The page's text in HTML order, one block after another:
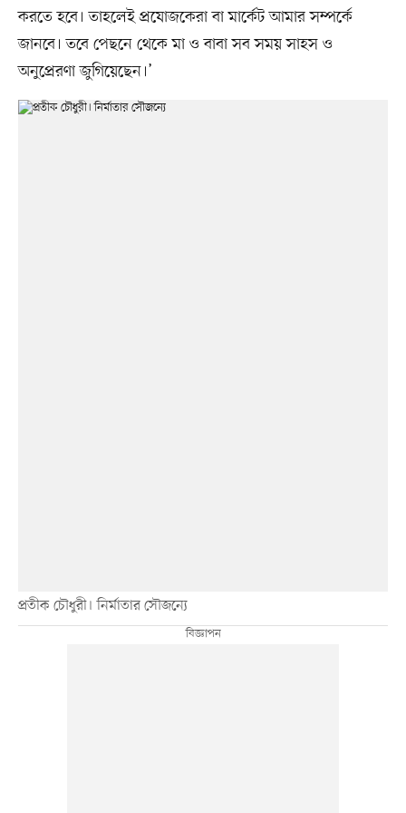
করতে হবে। তাহলেই প্রযোজকেরা বা মার্কেট আমার সম্পর্কে
জানবে। তবে পেছনে থেকে মা ও বাবা সব সময় সাহস ও
অনুপ্রেরণা জুগিয়েছেন।’
প্রতীক চৌধুরী। নির্মাতার সৌজন্যে